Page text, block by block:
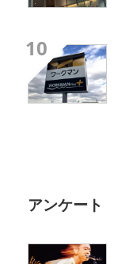
10
アンケート